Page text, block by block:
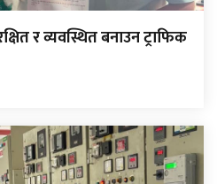
र व्यवस्थित बनाउन ट्राफिक